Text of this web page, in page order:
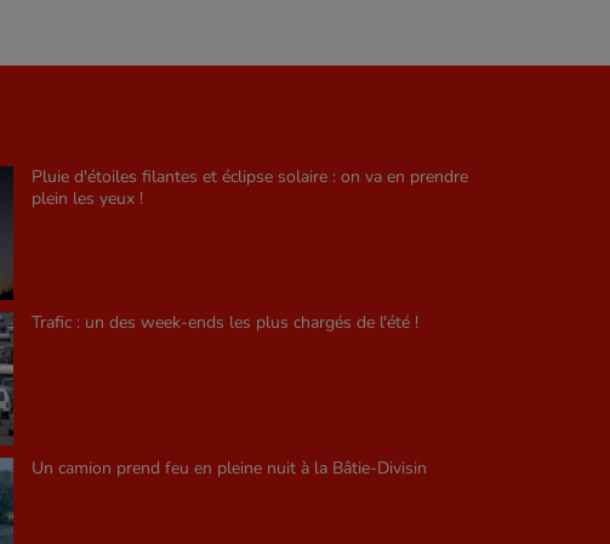
Pluie d'étoiles filantes et éclipse solaire : on va en prendre
plein les yeux !
Trafic : un des week-ends les plus chargés de l'été !
Un camion prend feu en pleine nuit à la Bâtie-Divisin